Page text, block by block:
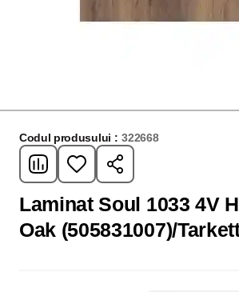
Codul produsului : 322668
Laminat Soul 1033 4V
Oak (505831007)/